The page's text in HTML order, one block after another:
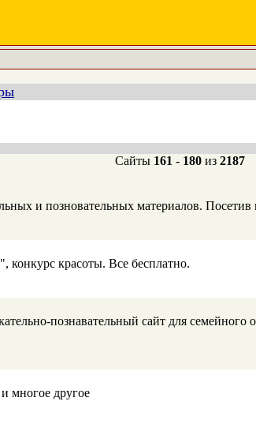
Сайты 161 - 180из 2187
и позновательных материалов.
конкурс красоты. Все бесплатно.
познавательный сайт для семейного
многое другое